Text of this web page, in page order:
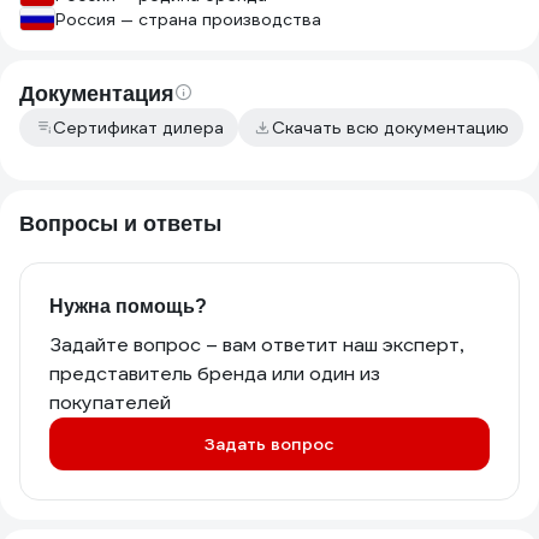
Россия — страна производства
Документация
Сертификат дилера Скачать всю документацию
Вопросы и ответы
Нужна помощь?
Задайте вопрос – вам ответит наш эксперт,
представитель бренда или один из
покупателей
Задать вопрос